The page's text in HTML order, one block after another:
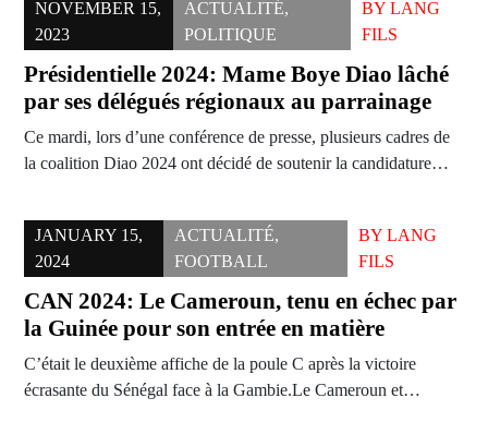
NOVEMBER 15,
2023
ACTUALITÉ,
POLITIQUE
BY LANG
FILS
Présidentielle 2024: Mame Boye Diao lâché
par ses délégués régionaux au parrainage
Ce mardi, lors d’une conférence de presse, plusieurs cadres de
la coalition Diao 2024 ont décidé de soutenir la candidature…
JANUARY 15,
2024
ACTUALITÉ,
FOOTBALL
BY LANG
FILS
CAN 2024: Le Cameroun, tenu en échec par
la Guinée pour son entrée en matière
C’était le deuxième affiche de la poule C après la victoire
écrasante du Sénégal face à la Gambie.Le Cameroun et…